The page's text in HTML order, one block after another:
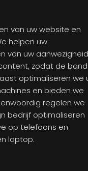
van uw website en
helpen uw
van uw aanwezigheid
zodat de band
optimaliseren we
en bieden we
regelen we
bedrijf optimaliseren
op telefoons en
laptop.